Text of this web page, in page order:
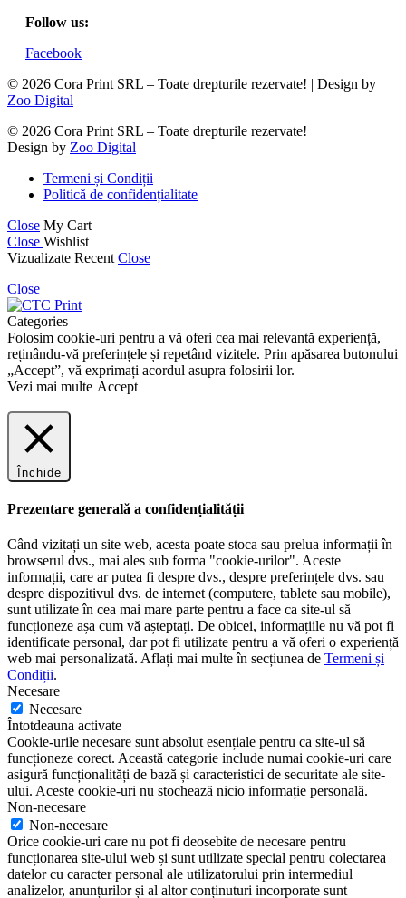
Follow us:
Facebook
© 2026 Cora Print SRL – Toate drepturile rezervate! | Design by
Zoo Digital
© 2026 Cora Print SRL – Toate drepturile rezervate!
Design by Zoo Digital
Termeni și Condiții
Politică de confidențialitate
Close My Cart
Close Wishlist
Vizualizate Recent Close
Close
Categories
Folosim cookie-uri pentru a vă oferi cea mai relevantă experiență,
reținându-vă preferințele și repetând vizitele. Prin apăsarea butonului
„Accept”, vă exprimați acordul asupra folosirii lor.
Vezi mai multe Accept
Închide
Prezentare generală a confidențialității
Când vizitați un site web, acesta poate stoca sau prelua informații în
browserul dvs., mai ales sub forma "cookie-urilor". Aceste
informații, care ar putea fi despre dvs., despre preferințele dvs. sau
despre dispozitivul dvs. de internet (computere, tablete sau mobile),
sunt utilizate în cea mai mare parte pentru a face ca site-ul să
funcționeze așa cum vă așteptați. De obicei, informațiile nu vă pot fi
identificate personal, dar pot fi utilizate pentru a vă oferi o experiență
web mai personalizată. Aflați mai multe în secțiunea de Termeni și
Condiții.
Necesare
Necesare
Întotdeauna activate
Cookie-urile necesare sunt absolut esențiale pentru ca site-ul să
funcționeze corect. Această categorie include numai cookie-uri care
asigură funcționalități de bază și caracteristici de securitate ale site-
ului. Aceste cookie-uri nu stochează nicio informație personală.
Non-necesare
Non-necesare
Orice cookie-uri care nu pot fi deosebite de necesare pentru
funcționarea site-ului web și sunt utilizate special pentru colectarea
datelor cu caracter personal ale utilizatorului prin intermediul
analizelor, anunțurilor și al altor conținuturi incorporate sunt